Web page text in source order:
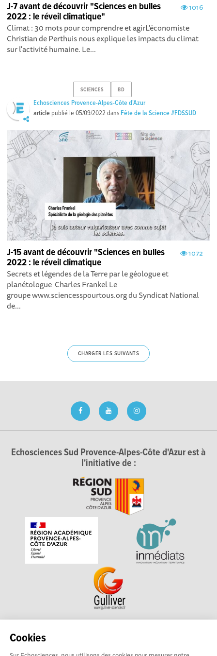
Cookies
1016
J-7 avant de découvrir "Sciences en bulles
2022 : le réveil climatique"
Climat : 30 mots pour comprendre et agirL'économiste
Christian de Perthuis nous explique les impacts du climat
sur l'activité humaine. Le...
SCIENCES BD
Echosciences Provence-Alpes-Côte d'Azur
article publié le05/09/2022 dans Fête de la Science #FDSSUD
1072
J-15 avant de découvrir "Sciences en bulles
2022 : le réveil climatique
Secrets et légendes de la Terre par le géologue et
planétologue Charles Frankel Le
groupe www.sciencesspourtous.org du Syndicat National
de...
CHARGER LES SUIVANTS
Echosciences Sud Provence-Alpes-Côte d'Azur est à
l'initiative de :
Echosciences Sud Provence-Alpes-Côte d'Azur est à